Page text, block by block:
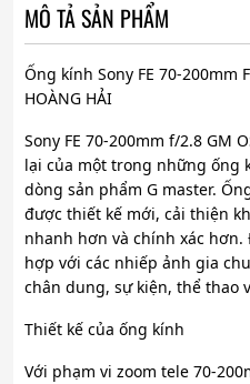
MÔ TẢ SẢN PHẨM
Ống kính Sony FE 70-200mm
HOÀNG HẢI
Sony FE 70-200mm f/2.8 GM
lại của một trong những ống
dòng sản phẩm G master.
được thiết kế mới, cải thiện
nhanh hơn và chính xác
hợp với các nhiếp ảnh gia
chân dung, sự kiện, thể thao
Thiết kế của ống kính
Với phạm vi zoom tele 70-